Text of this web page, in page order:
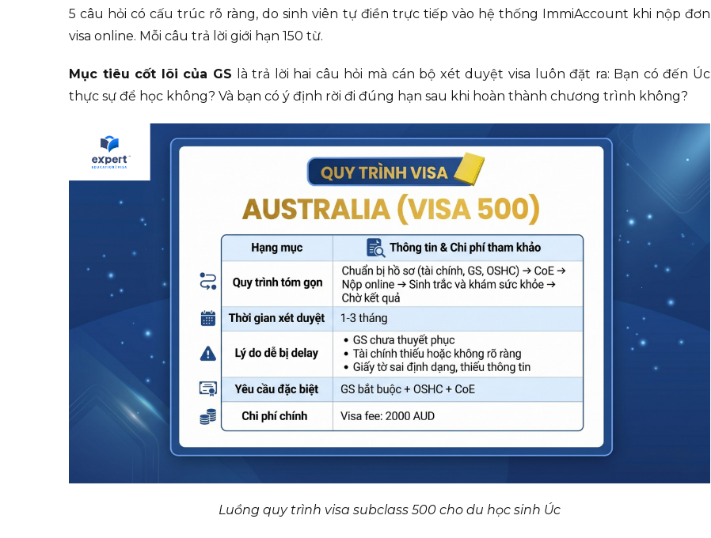
5 câu hỏi có cấu trúc rõ ràng, do sinh viên tự điền trực tiếp vào hệ thống ImmiAccount khi nộp đơn
visa online. Mỗi câu trả lời giới hạn 150 từ.
Mục tiêu cốt lõi của GS là trả lời hai câu hỏi mà cán bộ xét duyệt visa luôn đặt ra: Bạn có đến Úc
thực sự để học không? Và bạn có ý định rời đi đúng hạn sau khi hoàn thành chương trình không?
Luồng quy trình visa subclass 500 cho du học sinh Úc